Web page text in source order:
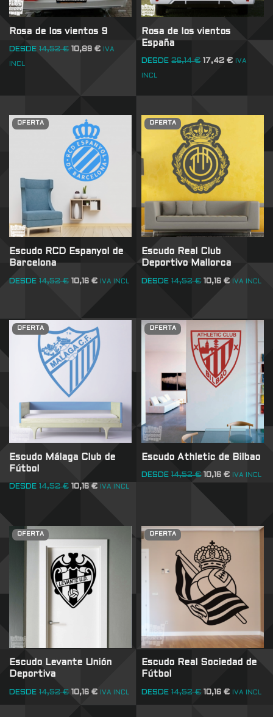
Rosa de los vientos 9
DESDE 14,52€ 10,89 € IVA
INCL
Rosa de los vientos
España
DESDE 26,14€ 17,42€ IVA
INCL
OFERTA
Escudo RCD Espanyol de
Barcelona
DESDE 14,52€ 10,16 € IVA INCL
OFERTA
Escudo Real Club
Deportivo Mallorca
DESDE 14,52€ 10,16€ IVA INCL
OFERTA
Escudo Málaga Club de
Fútbol
DESDE 14,52€ 10,16 € IVA INCL
OFERTA
Escudo Athletic de Bilbao
DESDE 14,52€ 10,16€ IVA INCL
OFERTA
Escudo Levante Unión
Deportiva
DESDE 14,52€ 10,16 € IVA INCL
OFERTA
Escudo Real Sociedad de
Fútbol
DESDE 14,52€ 10,16€ IVA INCL